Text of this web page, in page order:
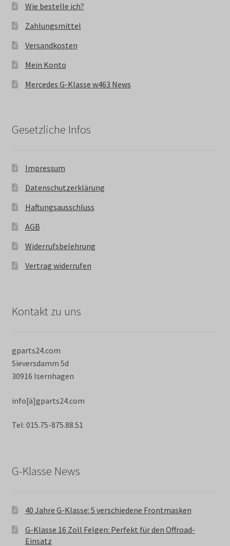
Wie bestelle ich?
Zahlungsmittel
Versandkosten
Mein Konto
Mercedes G-Klasse w463 News
Gesetzliche Infos
Impressum
Datenschutzerklärung
Haftungsausschluss
AGB
Widerrufsbelehrung
Vertrag widerrufen
Kontakt zu uns
gparts24.com
Sieversdamm 5d
30916 Isernhagen
info[ä]gparts24.com
Tel: 015.75-875.88.51
G-Klasse News
40 Jahre G-Klasse: 5 verschiedene Frontmasken
G-Klasse 16 Zoll Felgen: Perfekt für den Offroad-
Einsatz